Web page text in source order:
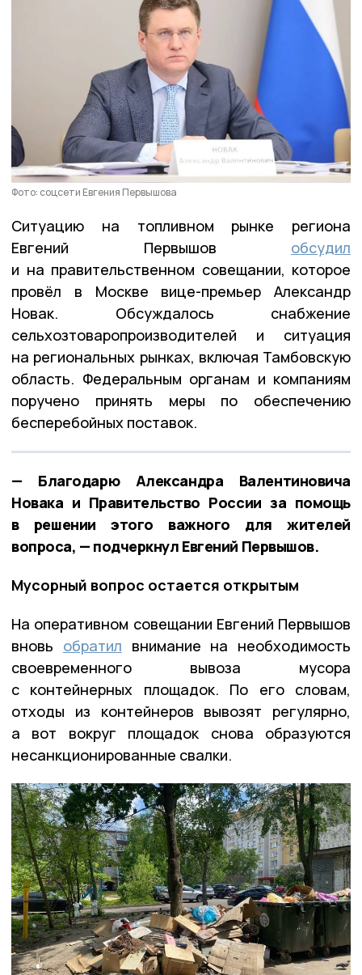
Фото: соцсети Евгения Первышова
Ситуацию на топливном рынке региона
Евгений Первышов обсудил
и на правительственном совещании, которое
провёл в Москве вице-премьер Александр
Новак. Обсуждалось снабжение
сельхозтоваропроизводителей и ситуация
на региональных рынках, включая Тамбовскую
область. Федеральным органам и компаниям
поручено принять меры по обеспечению
бесперебойных поставок.
— Благодарю Александра Валентиновича
Новака и Правительство России за помощь
в решении этого важного для жителей
вопроса, — подчеркнул Евгений Первышов.
Мусорный вопрос остается открытым
На оперативном совещании Евгений Первышов
вновь обратил внимание на необходимость
своевременного вывоза мусора
с контейнерных площадок. По его словам,
отходы из контейнеров вывозят регулярно,
а вот вокруг площадок снова образуются
несанкционированные свалки.